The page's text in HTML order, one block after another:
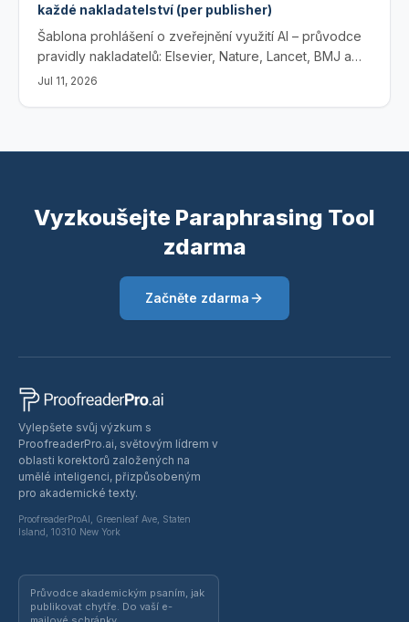
každé nakladatelství (per publisher)
Šablona prohlášení o zveřejnění využití AI – průvodce
pravidly nakladatelů: Elsevier, Nature, Lancet, BMJ a
Wiley. Připravená formulace ke zkopírování a přehled
Jul 11, 2026
Vyzkoušejte Paraphrasing Tool
zdarma
Začněte zdarma
Vylepšete svůj výzkum s
ProofreaderPro.ai, světovým lídrem v
oblasti korektorů založených na
umělé inteligenci, přizpůsobeným
pro akademické texty.
ProofreaderProAI, Greenleaf Ave, Staten
Island, 10310 New York
Průvodce akademickým psaním, jak
publikovat chytře. Do vaší e-